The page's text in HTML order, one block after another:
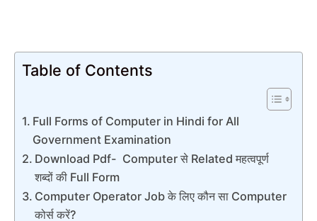
Table of Contents
Full Forms of Computer in Hindi for All
Government Examination
Download Pdf- Computer से Related महत्वपूर्ण
शब्दों की Full Form
Computer Operator Job के लिए कौन सा Computer
कोर्स करें?